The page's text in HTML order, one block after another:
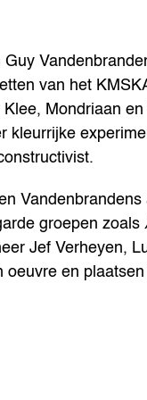
van het
Mondriaan
kleurrijke
groepen zoals
Jef Verheyen,
en